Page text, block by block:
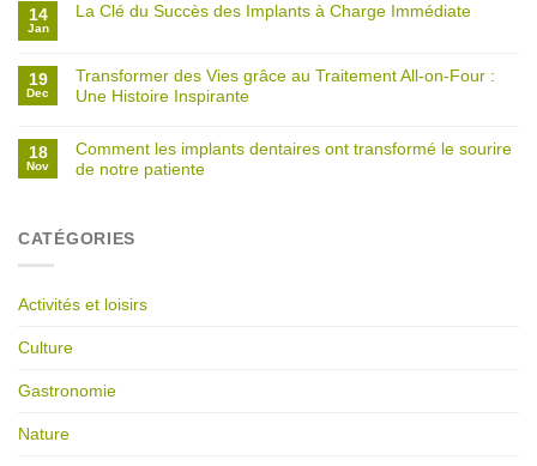
14
Jan
La Clé du Succès des Implants à Charge Immédiate
19
Dec
Transformer des Vies grâce au Traitement All-on-Four :
Une Histoire Inspirante
18
Nov
Comment les implants dentaires ont transformé le sourire
de notre patiente
CATÉGORIES
Activités et loisirs
Culture
Gastronomie
Nature